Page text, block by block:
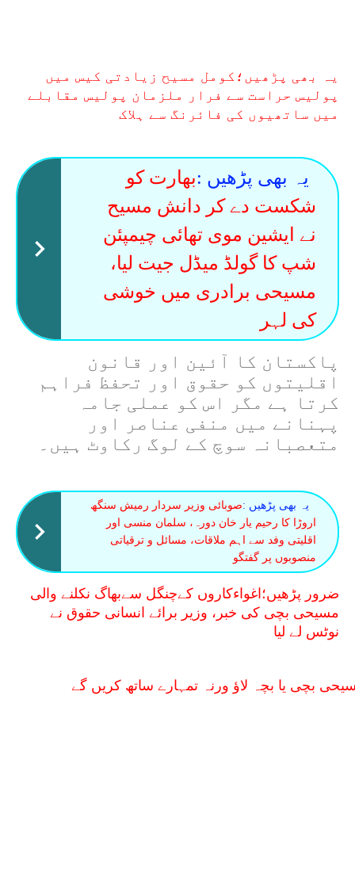
یہ بھی پڑھیں؛کومل مسیح زیادتی کیس میں
پولیس حراست سے فرار ملزمان پولیس مقابلے
میں ساتھیوں کی فائرنگ سے ہلاک
یہ بھی پڑھیں :بھارت کو
شکست دے کر دانش مسیح
نے ایشین موی تھائی چیمپئن
شپ کا گولڈ میڈل جیت لیا،
مسیحی برادری میں خوشی
کی لہر
پاکستان کا آئین اور قانون
اقلیتوں کو حقوق اور تحفظ فراہم
کرتا ہے مگر اس کو عملی جامہ
پہنانے میں منفی عناصر اور
متعصبانہ سوچ کے لوگ رکاوٹ ہیں۔
یہ بھی پڑھیں :صوبائی وزیر سردار رمیش سنگھ
اروڑا کا رحیم یار خان دورہ، سلمان منسی اور
اقلیتی وفد سے اہم ملاقات، مسائل و ترقیاتی
منصوبوں پر گفتگو
ضرور پڑھیں؛اغواءکاروں کےچنگل سےبھاگ نکلنے والی
مسیحی بچی کی خبر، وزیر برائے انسانی حقوق نے
نوٹس لے لیا
بچی یا بچہ لاؤ ورنہ تمہارے ساتھ کریں گے